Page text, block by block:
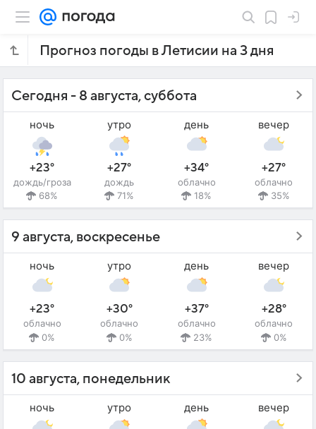
Прогноз погоды в Летисии на 3 дня
Сегодня - 8 августа, суббота
ночь
+23°
дождь/гроза
68%
утро
+27°
дождь
71%
день
+34°
облачно
18%
вечер
+27°
облачно
35%
9 августа, воскресенье
ночь
+23°
облачно
0%
утро
+30°
облачно
0%
день
+37°
облачно
23%
вечер
+28°
облачно
0%
10 августа, понедельник
ночь утро день вечер